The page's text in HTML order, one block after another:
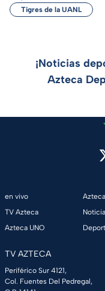
Tigres de la UANL
¡Noticias
Azteca
en vivo
TV Azteca
Azteca UNO
TV AZTECA
Periférico Sur 4121,
Col. Fuentes Del Pedregal,